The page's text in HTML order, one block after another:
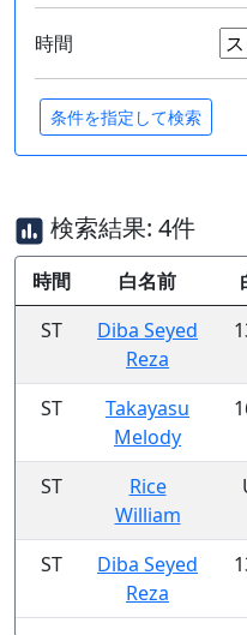
時間
検索結果: 4件
時間 白名前
ST
Diba Seyed
Reza
ST
Takayasu
Melody
ST
Rice
William
ST
Diba Seyed
Reza